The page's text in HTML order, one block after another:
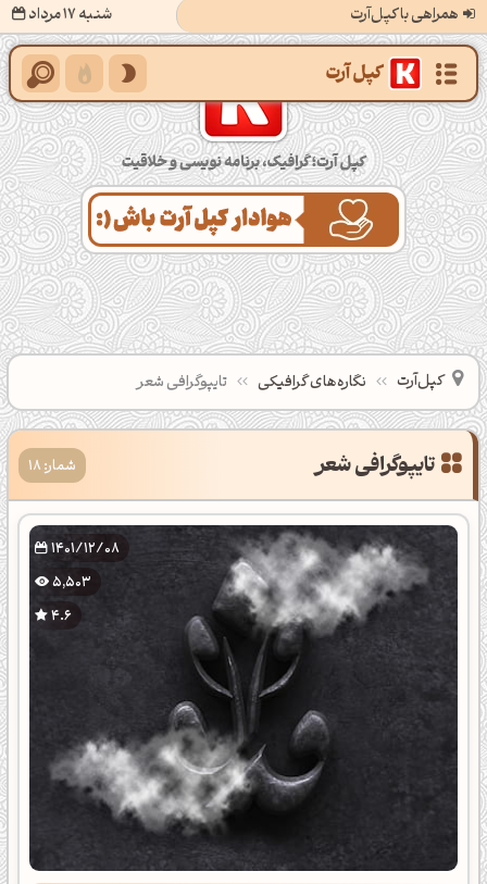
همراهی با کپل‌آرت شنبه 17 مرداد
کپل‌آرت؛ گرافیک، برنامه‌نویسی و خلاقیت
کپل‌آرت نگاره‌های گرافیکی تایپوگرافی شعر
تایپوگرافی شعر شمار: 18
1401/12/08
5,503
4.6